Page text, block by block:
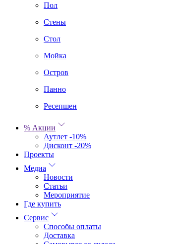
Пол
Cтены
Стол
Мойка
Остров
Панно
Ресепшен
% Акции
Аутлет -10%
Дисконт -20%
Проекты
Медиа
Новости
Статьи
Мероприятие
Где купить
Сервис
Способы оплаты
Доставка